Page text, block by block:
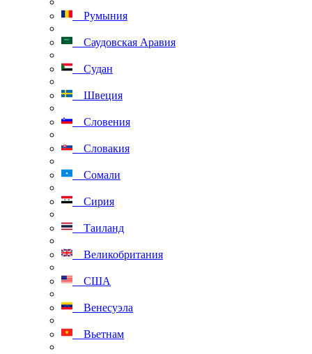
Румыния
Саудовская Аравия
Судан
Швеция
Словения
Словакия
Сомали
Сирия
Таиланд
Великобритания
США
Венесуэла
Вьетнам